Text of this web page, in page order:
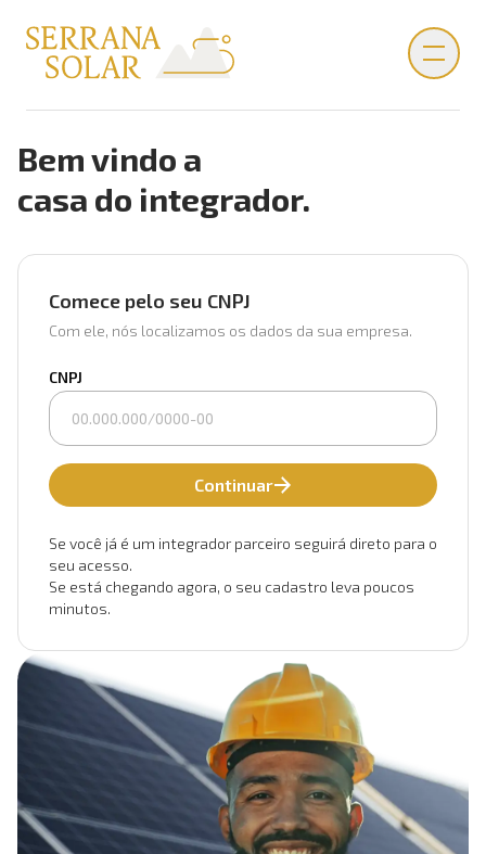
Bem vindo a
casa do integrador.
Comece pelo seu CNPJ
Com ele, nós localizamos os dados da sua empresa.
CNPJ
Continuar
Se você já é um integrador parceiro seguirá direto para o
seu acesso.
Se está chegando agora, o seu cadastro leva poucos
minutos.